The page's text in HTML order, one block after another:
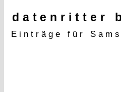
datenritter
Einträge für